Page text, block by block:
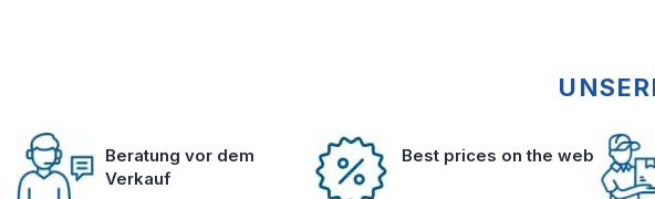
Beratung vor dem
Verkauf
Best prices on the web